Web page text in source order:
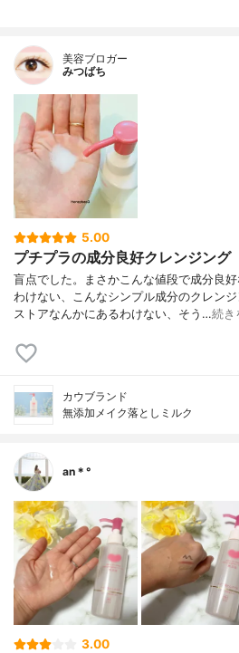
美容ブロガー
みつばち
5.00
プチプラの成分良好クレンジング
盲点でした。まさかこんな値段で成分良
わけない、こんなシンプル成分のクレン
ストアなんかにあるわけない、そう…続き
カウブランド
無添加メイク落としミルク
an＊°
3.00